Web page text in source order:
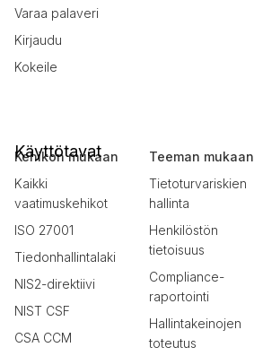
Varaa palaveri
Kirjaudu
Kokeile
Käyttötavat
Kehikon mukaan
Kaikki
vaatimuskehikot
ISO 27001
Tiedonhallintalaki
NIS2-direktiivi
NIST CSF
CSA CCM
Teeman mukaan
Tietoturvariskien
hallinta
Henkilöstön
tietoisuus
Compliance-
raportointi
Hallintakeinojen
toteutus